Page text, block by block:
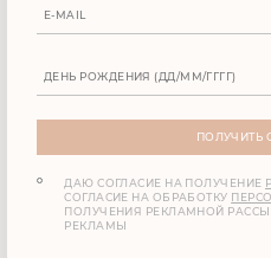
ПОЛУЧИТЬ
ДАЮ СОГЛАСИЕ НА ПОЛУЧЕНИЕ
СОГЛАСИЕ НА ОБРАБОТКУ
ПОЛУЧЕНИЯ РЕКЛАМНОЙ
РЕКЛАМЫ